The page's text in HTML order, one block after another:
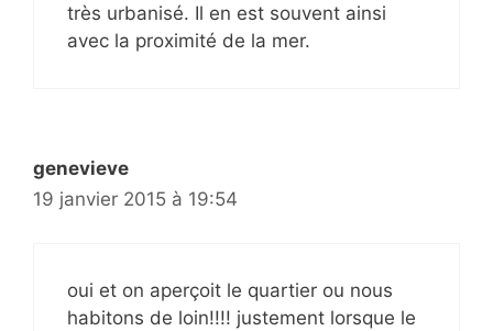
très urbanisé. Il en est souvent ainsi
avec la proximité de la mer.
genevieve
19 janvier 2015 à 19:54
oui et on aperçoit le quartier ou nous
habitons de loin!!!! justement lorsque le